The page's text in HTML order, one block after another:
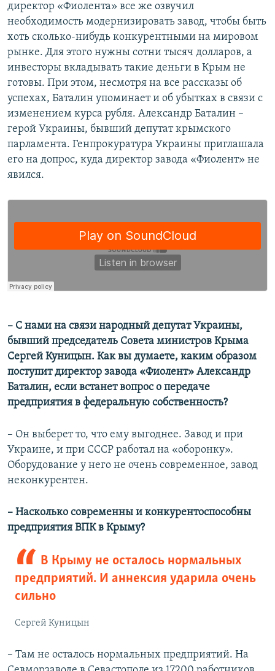
директор «Фиолента» все же озвучил
необходимость модернизировать завод, чтобы быть
хоть сколько-нибудь конкурентными на мировом
рынке. Для этого нужны сотни тысяч долларов, а
инвесторы вкладывать такие деньги в Крым не
готовы. При этом, несмотря на все рассказы об
успехах, Баталин упоминает и об убытках в связи с
изменением курса рубля. Александр Баталин –
герой Украины, бывший депутат крымского
парламента. Генпрокуратура Украины приглашала
его на допрос, куда директор завода «Фиолент» не
явился.
– C нами на связи народный депутат Украины,
бывший председатель Совета министров Крыма
Сергей Куницын. Как вы думаете, каким образом
поступит директор завода «Фиолент» Александр
Баталин, если встанет вопрос о передаче
предприятия в федеральную собственность?
– Он выберет то, что ему выгоднее. Завод и при
Украине, и при СССР работал на «оборонку».
Оборудование у него не очень современное, завод
неконкурентен.
– Насколько современны и конкурентоспособны
предприятия ВПК в Крыму?
В Крыму не осталось нормальных
предприятий. И аннексия ударила очень
сильно
Сергей Куницын
– Там не осталось нормальных предприятий. На